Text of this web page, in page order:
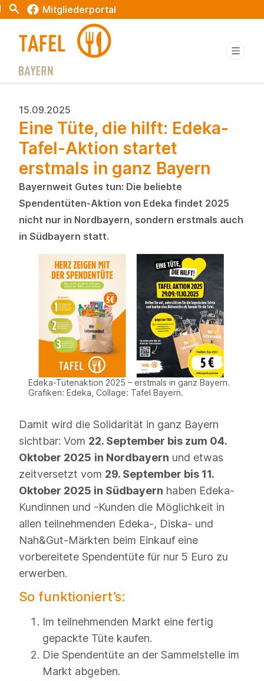
Search Mitgliederportal
15.09.2025
Eine Tüte, die hilft: Edeka-
Tafel-Aktion startet
erstmals in ganz Bayern
Bayernweit Gutes tun: Die beliebte
Spendentüten-Aktion von Edeka findet 2025
nicht nur in Nordbayern, sondern erstmals auch
in Südbayern statt.
Edeka-Tütenaktion 2025 – erstmals in ganz Bayern.
Grafiken: Edeka, Collage: Tafel Bayern.
Damit wird die Solidarität in ganz Bayern
sichtbar: Vom 22. September bis zum 04.
Oktober 2025 in Nordbayern und etwas
zeitversetzt vom 29. September bis 11.
Oktober 2025 in Südbayern haben Edeka-
Kundinnen und -Kunden die Möglichkeit in
allen teilnehmenden Edeka-, Diska- und
Nah&Gut-Märkten beim Einkauf eine
vorbereitete Spendentüte für nur 5 Euro zu
erwerben.
So funktioniert’s:
Im teilnehmenden Markt eine fertig
gepackte Tüte kaufen.
Die Spendentüte an der Sammelstelle im
Markt abgeben.